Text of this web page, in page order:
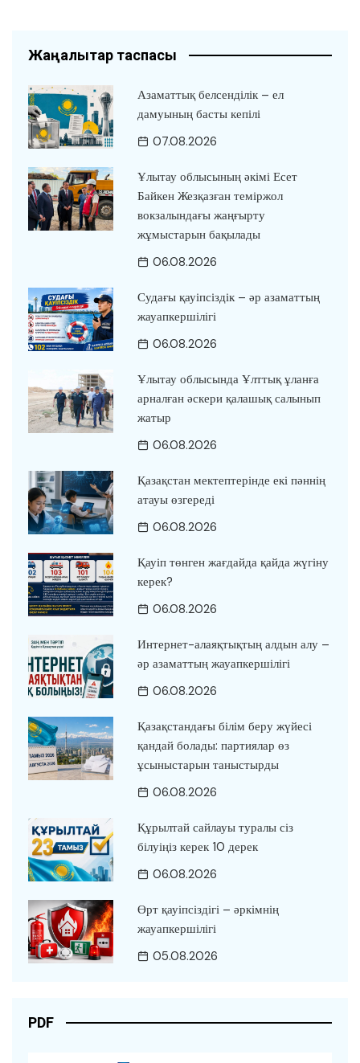
Жаңалықтар таспасы
Азаматтық белсенділік – ел
дамуының басты кепілі
07.08.2026
Ұлытау облысының әкімі Есет
Байкен Жезқазған теміржол
вокзалындағы жаңғырту
жұмыстарын бақылады
06.08.2026
Судағы қауіпсіздік – әр азаматтың
жауапкершілігі
06.08.2026
Ұлытау облысында Ұлттық ұланға
арналған әскери қалашық салынып
жатыр
06.08.2026
Қазақстан мектептерінде екі пәннің
атауы өзгереді
06.08.2026
Қауіп төнген жағдайда қайда жүгіну
керек?
06.08.2026
Интернет-алаяқтықтың алдын алу –
әр азаматтың жауапкершілігі
06.08.2026
Қазақстандағы білім беру жүйесі
қандай болады: партиялар өз
ұсыныстарын таныстырды
06.08.2026
Құрылтай сайлауы туралы сіз
білуіңіз керек 10 дерек
06.08.2026
Өрт қауіпсіздігі – әркімнің
жауапкершілігі
05.08.2026
PDF